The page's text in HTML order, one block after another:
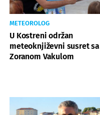
METEOROLOG
U Kostreni održan
meteoknjiževni susret sa
Zoranom Vakulom